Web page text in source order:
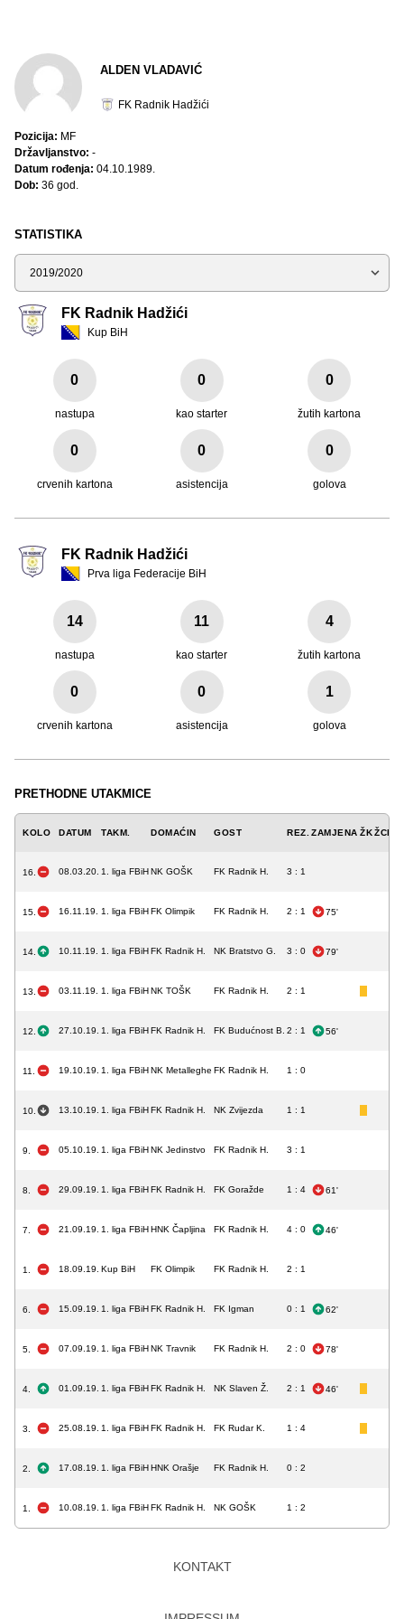
STATISTIKA
Sezona
FK Radnik Hadžići
Kup BiH
0
nastupa
0
kao starter
0
žutih kartona
0
crvenih kartona
0
asistencija
0
golova
FK Radnik Hadžići
Prva liga Federacije BiH
14
nastupa
11
kao starter
4
žutih kartona
0
crvenih kartona
0
asistencija
1
golova
PRETHODNE UTAKMICE
KOLO DATUM TAKM. DOMAĆIN GOST REZ. ZAMJENA ŽKŽCK
16. 08.03.20. 1. liga FBiHNK GOŠK FK Radnik H. 3 : 1
15. 16.11.19. 1. liga FBiHFK Olimpik FK Radnik H. 2 : 1 75'
14. 10.11.19. 1. liga FBiHFK Radnik H. NK Bratstvo G. 3 : 0 79'
13. 03.11.19. 1. liga FBiHNK TOŠK FK Radnik H. 2 : 1
12. 27.10.19. 1. liga FBiHFK Radnik H. FK Budućnost B. 2 : 1 56'
11. 19.10.19. 1. liga FBiHNK Metalleghe FK Radnik H. 1 : 0
10. 13.10.19. 1. liga FBiHFK Radnik H. NK Zvijezda 1 : 1
9. 05.10.19. 1. liga FBiHNK Jedinstvo FK Radnik H. 3 : 1
8. 29.09.19. 1. liga FBiHFK Radnik H. FK Goražde 1 : 4 61'
7. 21.09.19. 1. liga FBiHHNK Čapljina FK Radnik H. 4 : 0 46'
1. 18.09.19. Kup BiH FK Olimpik FK Radnik H. 2 : 1
6. 15.09.19. 1. liga FBiHFK Radnik H. FK Igman 0 : 1 62'
5. 07.09.19. 1. liga FBiHNK Travnik FK Radnik H. 2 : 0 78'
4. 01.09.19. 1. liga FBiHFK Radnik H. NK Slaven Ž. 2 : 1 46'
3. 25.08.19. 1. liga FBiHFK Radnik H. FK Rudar K. 1 : 4
2. 17.08.19. 1. liga FBiHHNK Orašje FK Radnik H. 0 : 2
1. 10.08.19. 1. liga FBiHFK Radnik H. NK GOŠK 1 : 2
ALDEN VLADAVIĆ
FK Radnik Hadžići
Pozicija: MF
Državljanstvo: -
Datum rođenja: 04.10.1989.
Dob: 36 god.
KONTAKT